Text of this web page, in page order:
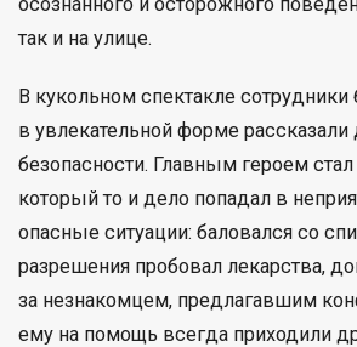
так и на улице.
В кукольном спектакле сотрудники
в увлекательной форме рассказали
безопасности. Главным героем
который то и дело попадал в
опасные ситуации: баловался со
разрешения пробовал лекарства,
за незнакомцем, предлагавшим
ему на помощь всегда приходили